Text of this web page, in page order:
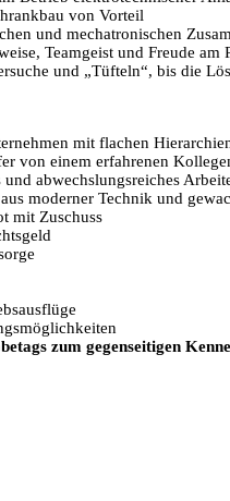
von Vorteil
und mechatronischen
Teamgeist und Freude am
und „Tüfteln“, bis die
mit flachen
von einem erfahrenen
abwechslungsreiches
moderner Technik und
mit Zuschuss
zum gegenseitigen